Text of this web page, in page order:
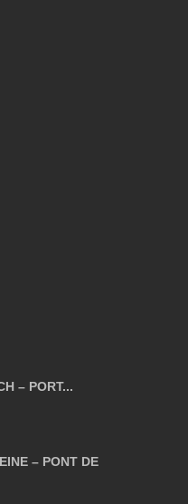
– PORT...
– PONT DE